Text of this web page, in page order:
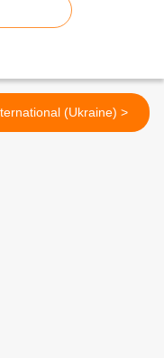
International (Ukraine) >